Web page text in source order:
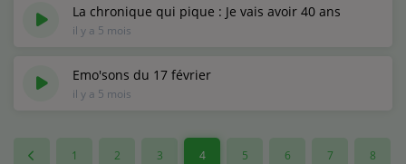
La chronique qui pique : Je vais avoir 40 ans
il y a 5 mois
Emo'sons du 17 février
il y a 5 mois
1 2 3 4 5 6 7 8